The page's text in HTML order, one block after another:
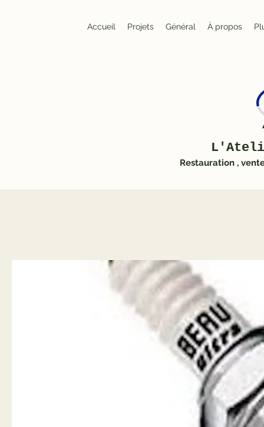
Accueil Projets Général À propos
Restauration ,